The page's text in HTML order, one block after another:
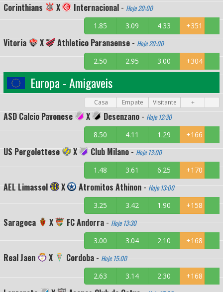
Corinthians X Internacional - Hoje 20:00
1.85 3.09 4.33 +351
Vitoria X Athletico Paranaense - Hoje 20:00
2.50 2.95 3.00 +304
Europa - Amigaveis
Casa Empate Visitante +
ASD Calcio Pavonese X Desenzano - Hoje 12:30
8.50 4.11 1.29 +166
US Pergolettese X Club Milano - Hoje 13:00
1.48 3.61 6.25 +170
AEL Limassol X Atromitos Athinon - Hoje 13:00
3.25 3.42 1.90 +158
Saragoca X FC Andorra - Hoje 13:30
3.00 3.04 2.10 +168
Real Jaen X Cordoba - Hoje 15:00
2.63 3.14 2.30 +168